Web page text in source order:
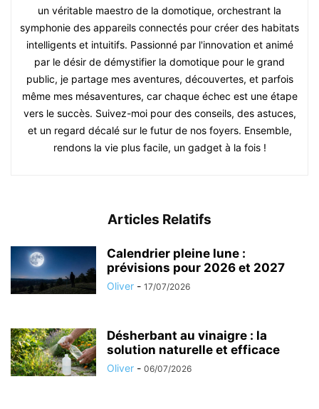
un véritable maestro de la domotique, orchestrant la
symphonie des appareils connectés pour créer des habitats
intelligents et intuitifs. Passionné par l'innovation et animé
par le désir de démystifier la domotique pour le grand
public, je partage mes aventures, découvertes, et parfois
même mes mésaventures, car chaque échec est une étape
vers le succès. Suivez-moi pour des conseils, des astuces,
et un regard décalé sur le futur de nos foyers. Ensemble,
rendons la vie plus facile, un gadget à la fois !
Articles Relatifs
Calendrier pleine lune :
prévisions pour 2026 et 2027
Oliver - 17/07/2026
Désherbant au vinaigre : la
solution naturelle et efficace
Oliver - 06/07/2026